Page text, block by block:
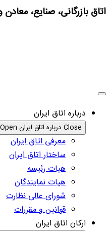
اتاق بازرگانی، صنایع،
درباره اتاق ایران
Close درباره اتاق ایران Open درباره اتاق ایران
معرفی اتاق ایران
ساختار اتاق ایران
هیات رئیسه
هیات نمایندگان
شورای عالی نظارت
قوانین و مقررات
ارکان اتاق ایران